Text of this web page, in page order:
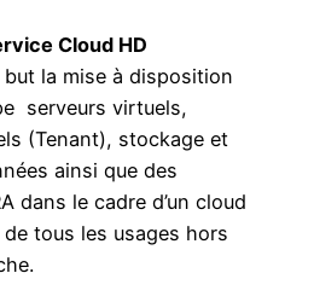
Cloud HD
la mise à disposition
serveurs virtuels,
(Tenant), stockage et
ainsi que des
dans le cadre d’un cloud
tous les usages hors